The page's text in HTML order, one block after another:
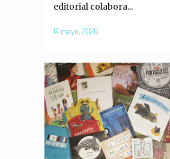
editorial colabora...
14 mayo, 2026